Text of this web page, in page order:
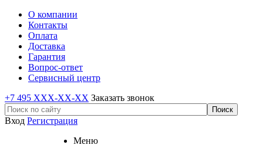
О компании
Контакты
Оплата
Доставка
Гарантия
Вопрос-ответ
Сервисный центр
+7 495 XXX-XX-XX Заказать звонок
Вход Регистрация
Меню